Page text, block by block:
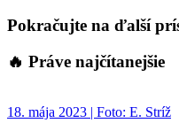
Pokračujte na ďalší
🔥 Práve najčítanejšie
18. mája 2023 | Foto: E. Stríž